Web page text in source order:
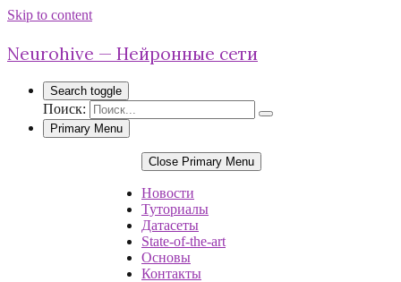
Skip to content
Neurohive — Нейронные сети
Search toggle
Поиск:
Primary Menu
Close Primary Menu
Новости
Туториалы
Датасеты
State-of-the-art
Основы
Контакты